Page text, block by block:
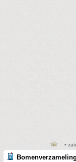
•
Bomenverzameling